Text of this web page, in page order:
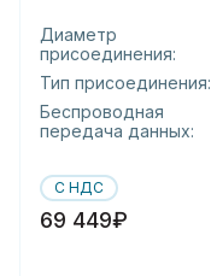
Диаметр
присоединения:
Тип присоединения:
Беспроводная
передача данных:
С НДС
69 449₽